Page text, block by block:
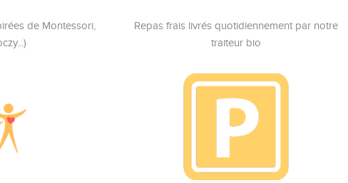
de Montessori,
Repas frais livrés quotidiennement par notre
traiteur bio